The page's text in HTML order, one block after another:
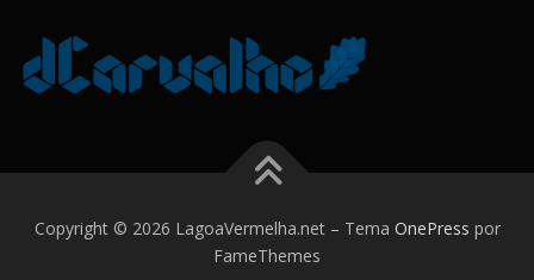
Copyright © 2026 LagoaVermelha.net – Tema OnePress por
FameThemes